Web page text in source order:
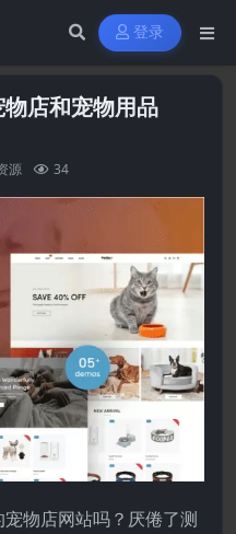
登录
店和宠物用品
源 34
物店网站吗？厌倦了测